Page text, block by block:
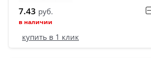
7.43 руб.
в наличии
купить в 1 клик